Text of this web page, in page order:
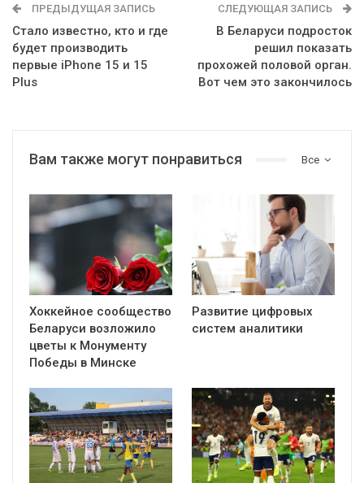
ПРЕДЫДУЩАЯ ЗАПИСЬ
Стало известно, кто и где
будет производить
первые iPhone 15 и 15
Plus
СЛЕДУЮЩАЯ ЗАПИСЬ
В Беларуси подросток
решил показать
прохожей половой орган.
Вот чем это закончилось
Все
Вам также могут понравиться
Хоккейное сообщество
Беларуси возложило
цветы к Монументу
Победы в Минске
Развитие цифровых
систем аналитики